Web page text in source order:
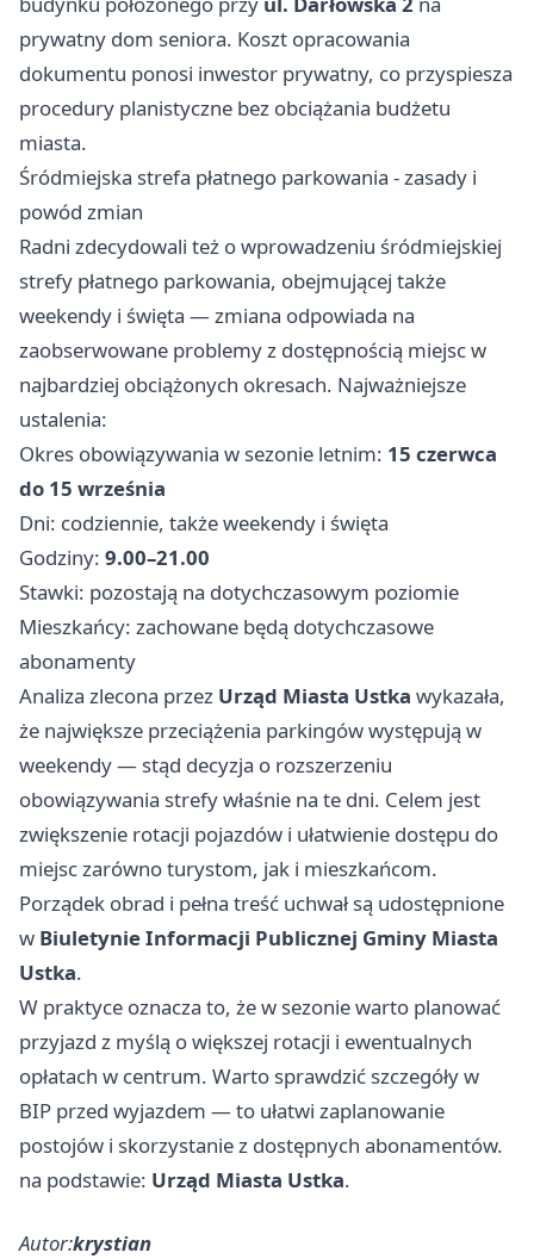
prywatny dom seniora. Koszt opracowania
dokumentu ponosi inwestor prywatny, co przyspiesza
procedury planistyczne bez obciążania budżetu
miasta.
Śródmiejska strefa płatnego parkowania - zasady i
powód zmian
Radni zdecydowali też o wprowadzeniu śródmiejskiej
strefy płatnego parkowania, obejmującej także
weekendy i święta — zmiana odpowiada na
zaobserwowane problemy z dostępnością miejsc w
najbardziej obciążonych okresach. Najważniejsze
ustalenia:
Okres obowiązywania w sezonie letnim: 15 czerwca
do 15 września
Dni: codziennie, także weekendy i święta
Godziny: 9.00–21.00
Stawki: pozostają na dotychczasowym poziomie
Mieszkańcy: zachowane będą dotychczasowe
abonamenty
Analiza zlecona przez Urząd Miasta Ustka wykazała,
że największe przeciążenia parkingów występują w
weekendy — stąd decyzja o rozszerzeniu
obowiązywania strefy właśnie na te dni. Celem jest
zwiększenie rotacji pojazdów i ułatwienie dostępu do
miejsc zarówno turystom, jak i mieszkańcom.
Porządek obrad i pełna treść uchwał są udostępnione
w Biuletynie Informacji Publicznej Gminy Miasta
Ustka.
W praktyce oznacza to, że w sezonie warto planować
przyjazd z myślą o większej rotacji i ewentualnych
opłatach w centrum. Warto sprawdzić szczegóły w
BIP przed wyjazdem — to ułatwi zaplanowanie
postojów i skorzystanie z dostępnych abonamentów.
na podstawie: Urząd Miasta Ustka.
Autor:krystian